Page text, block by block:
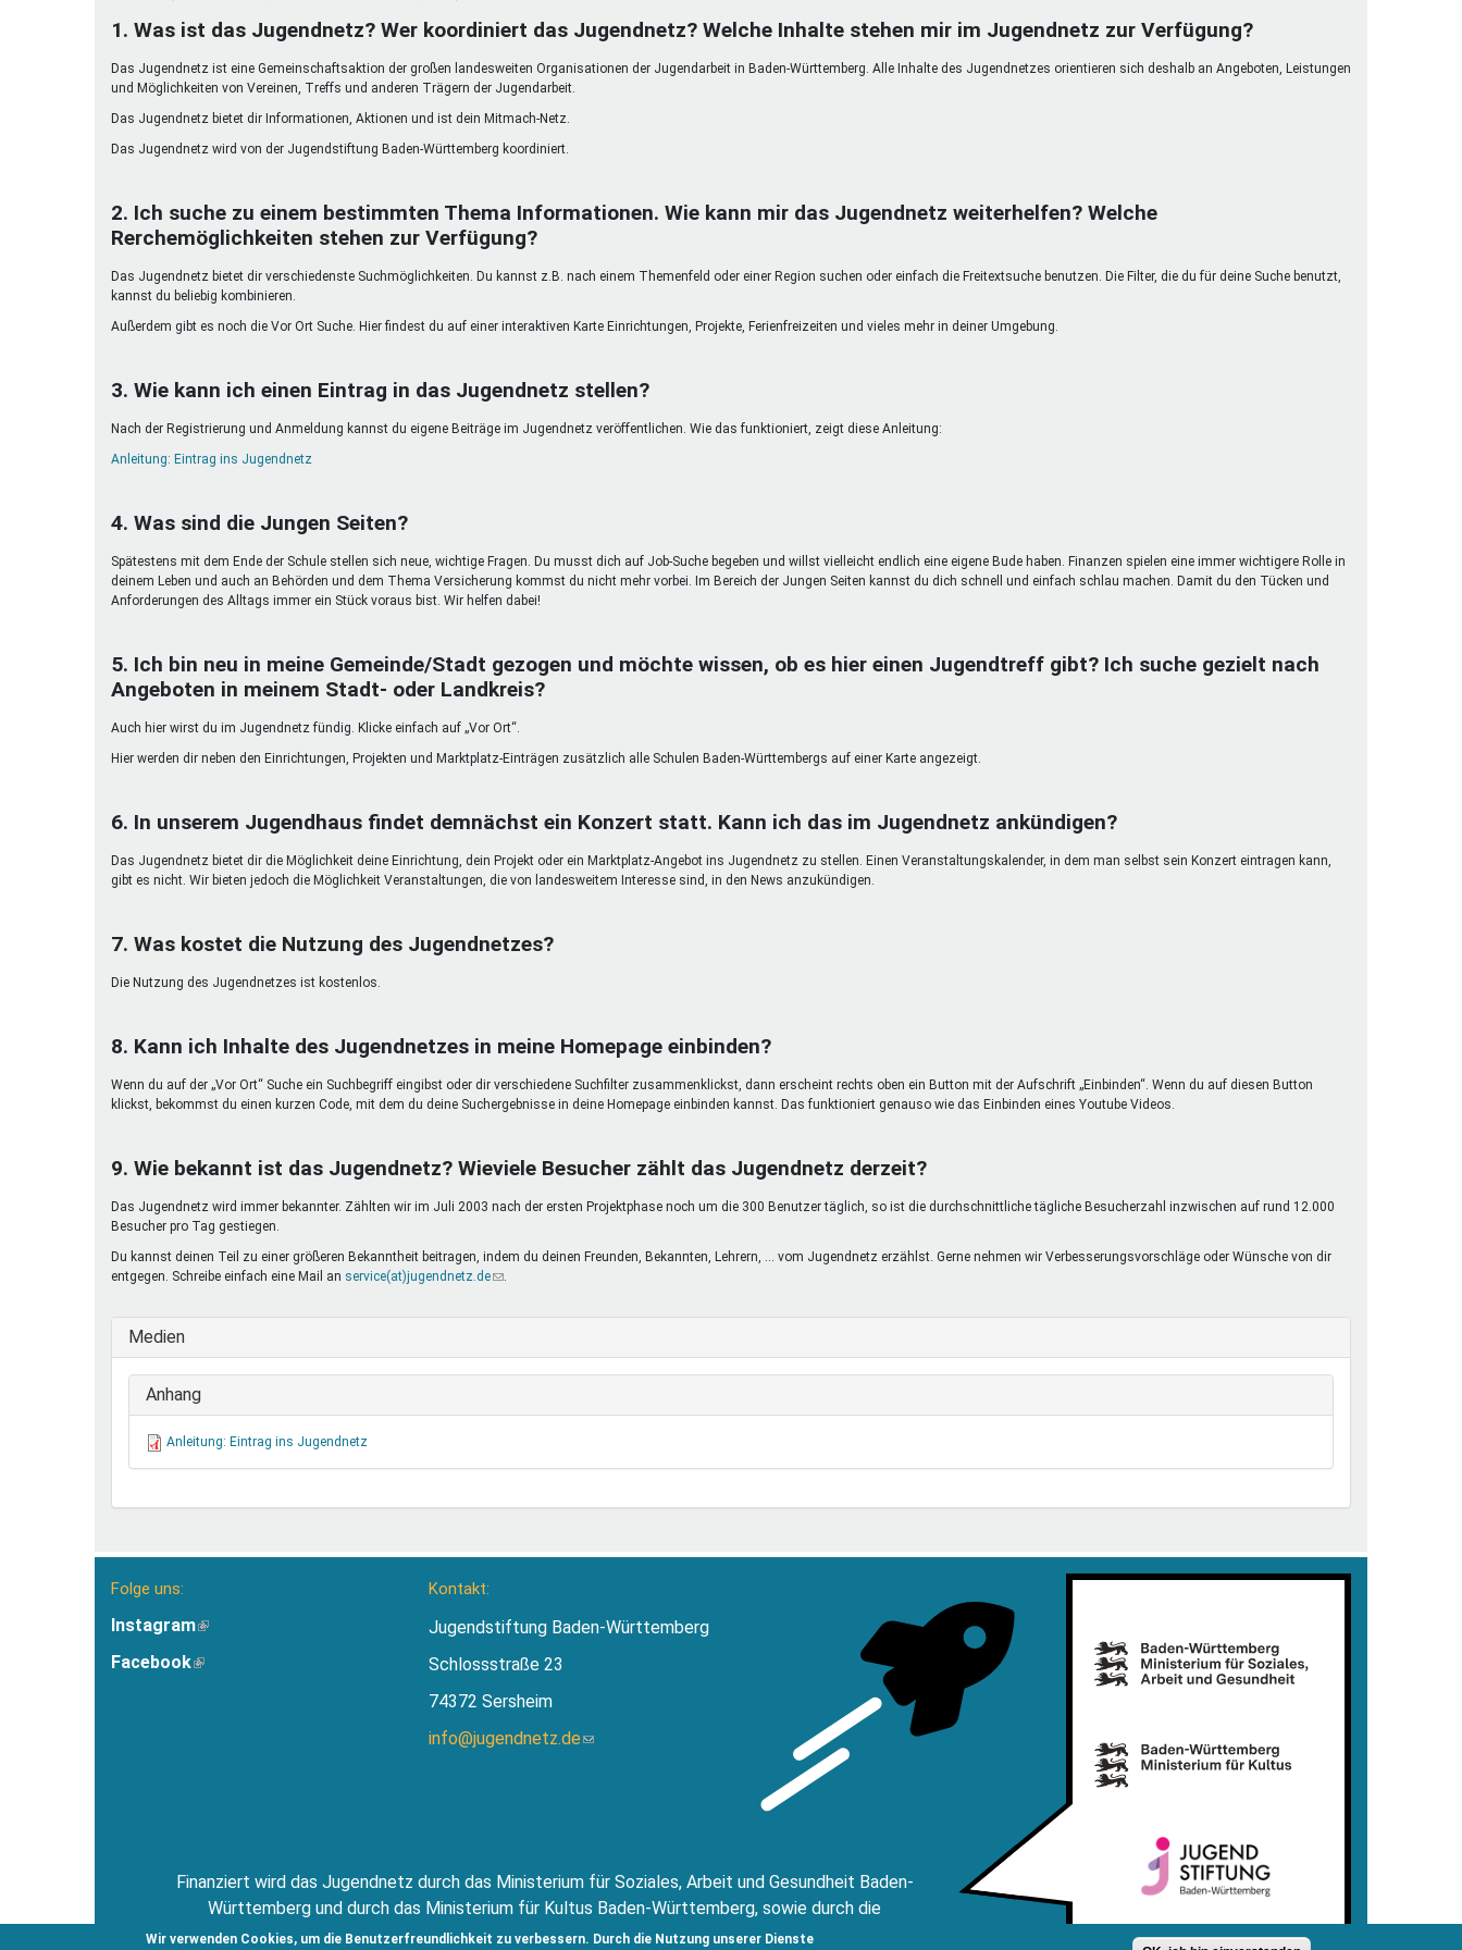
Wir verwenden Cookies, um die Benutzerfreundlichkeit zu verbessern. Durch die Nutzung unserer Dienste
Vielfaltcoach
Umweltmentoren
SMpfau (SMV)
SMV im Kultusportal
Vielfaltcoach
Jugendarbeitsnetz
1. Was ist das Jugendnetz? Wer koordiniert das Jugendnetz? Welche Inhalte stehen mir im Jugendnetz zur Verfügung?
Das Jugendnetz ist eine Gemeinschaftsaktion der großen landesweiten Organisationen der Jugendarbeit in Baden-Württemberg. Alle Inhalte des Jugendnetzes orientieren sich deshalb an Angeboten, Leistungen
und Möglichkeiten von Vereinen, Treffs und anderen Trägern der Jugendarbeit.
Das Jugendnetz bietet dir Informationen, Aktionen und ist dein Mitmach-Netz.
Das Jugendnetz wird von der Jugendstiftung Baden-Württemberg koordiniert.
2. Ich suche zu einem bestimmten Thema Informationen. Wie kann mir das Jugendnetz weiterhelfen? Welche
Rerchemöglichkeiten stehen zur Verfügung?
Das Jugendnetz bietet dir verschiedenste Suchmöglichkeiten. Du kannst z.B. nach einem Themenfeld oder einer Region suchen oder einfach die Freitextsuche benutzen. Die Filter, die du für deine Suche benutzt,
kannst du beliebig kombinieren.
Außerdem gibt es noch die Vor Ort Suche. Hier findest du auf einer interaktiven Karte Einrichtungen, Projekte, Ferienfreizeiten und vieles mehr in deiner Umgebung.
3. Wie kann ich einen Eintrag in das Jugendnetz stellen?
Nach der Registrierung und Anmeldung kannst du eigene Beiträge im Jugendnetz veröffentlichen. Wie das funktioniert, zeigt diese Anleitung:
Anleitung: Eintrag ins Jugendnetz
4. Was sind die Jungen Seiten?
Spätestens mit dem Ende der Schule stellen sich neue, wichtige Fragen. Du musst dich auf Job-Suche begeben und willst vielleicht endlich eine eigene Bude haben. Finanzen spielen eine immer wichtigere Rolle in
deinem Leben und auch an Behörden und dem Thema Versicherung kommst du nicht mehr vorbei. Im Bereich der Jungen Seiten kannst du dich schnell und einfach schlau machen. Damit du den Tücken und
Anforderungen des Alltags immer ein Stück voraus bist. Wir helfen dabei!
5. Ich bin neu in meine Gemeinde/Stadt gezogen und möchte wissen, ob es hier einen Jugendtreff gibt? Ich suche gezielt nach
Angeboten in meinem Stadt- oder Landkreis?
Auch hier wirst du im Jugendnetz fündig. Klicke einfach auf „Vor Ort“.
Hier werden dir neben den Einrichtungen, Projekten und Marktplatz-Einträgen zusätzlich alle Schulen Baden-Württembergs auf einer Karte angezeigt.
6. In unserem Jugendhaus findet demnächst ein Konzert statt. Kann ich das im Jugendnetz ankündigen?
Das Jugendnetz bietet dir die Möglichkeit deine Einrichtung, dein Projekt oder ein Marktplatz-Angebot ins Jugendnetz zu stellen. Einen Veranstaltungskalender, in dem man selbst sein Konzert eintragen kann,
gibt es nicht. Wir bieten jedoch die Möglichkeit Veranstaltungen, die von landesweitem Interesse sind, in den News anzukündigen.
7. Was kostet die Nutzung des Jugendnetzes?
Die Nutzung des Jugendnetzes ist kostenlos.
8. Kann ich Inhalte des Jugendnetzes in meine Homepage einbinden?
Wenn du auf der „Vor Ort“ Suche ein Suchbegriff eingibst oder dir verschiedene Suchfilter zusammenklickst, dann erscheint rechts oben ein Button mit der Aufschrift „Einbinden“. Wenn du auf diesen Button
klickst, bekommst du einen kurzen Code, mit dem du deine Suchergebnisse in deine Homepage einbinden kannst. Das funktioniert genauso wie das Einbinden eines Youtube Videos.
9. Wie bekannt ist das Jugendnetz? Wieviele Besucher zählt das Jugendnetz derzeit?
Das Jugendnetz wird immer bekannter. Zählten wir im Juli 2003 nach der ersten Projektphase noch um die 300 Benutzer täglich, so ist die durchschnittliche tägliche Besucherzahl inzwischen auf rund 12.000
Besucher pro Tag gestiegen.
Du kannst deinen Teil zu einer größeren Bekanntheit beitragen, indem du deinen Freunden, Bekannten, Lehrern, ... vom Jugendnetz erzählst. Gerne nehmen wir Verbesserungsvorschläge oder Wünsche von dir
entgegen. Schreibe einfach eine Mail an service(at)jugendnetz.de(Link
E-
.
Medien
Anhang
Anleitung: Eintrag ins Jugendnetz
Folge uns:
Instagram(Link
extern)
Facebook(Link
Kontakt:
Jugendstiftung Baden-Württemberg
Schlossstraße 23
74372 Sersheim
info@jugendnetz.de(Link
Finanziert wird das Jugendnetz durch das Ministerium für Soziales, Arbeit und Gesundheit Baden-
Württemberg und durch das Ministerium für Kultus Baden-Württemberg, sowie durch die
Jugendstiftung Baden-Württemberg.